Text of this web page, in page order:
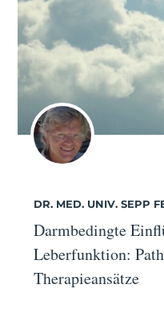
DR. MED. UNIV. SEPP
Darmbedingte
Leberfunktion:
Therapieansätze